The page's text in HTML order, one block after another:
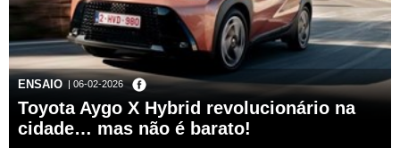
ENSAIO | 06-02-2026
Toyota Aygo X Hybrid revolucionário na
cidade… mas não é barato!